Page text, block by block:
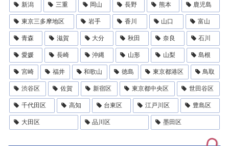
新潟 三重 岡山 長野 熊本 鹿児島
東京三多摩地区 岩手 香川 山口 富山
青森 滋賀 大分 秋田 奈良 石川
愛媛 長崎 沖縄 山形 山梨 島根
宮崎 福井 和歌山 徳島 東京都港区 鳥取
渋谷区 佐賀 新宿区 東京都中央区 世田谷区
千代田区 高知 台東区 江戸川区 豊島区
大田区 品川区 墨田区